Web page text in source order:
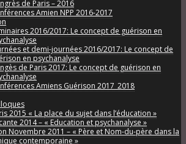
de Paris – 2016
Amien NPP 2016-2017
2016/2017: Le concept de guérison en
et demi-journées 2016/2017: Le concept de
en psychanalyse
de Paris 2017: Le concept de guérison en
Amiens Guérison 2017_2018
2015 « La place du sujet dans l’éducation »
2014 – « Education et psychanalyse »
Novembre 2011 – « Père et Nom-du-père dans la
contemporaine »